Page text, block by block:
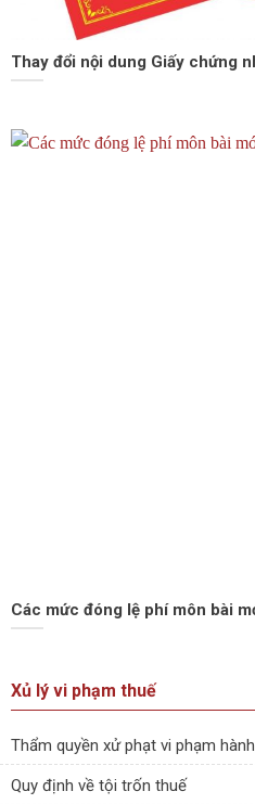
Thay đổi nội dung Giấy chứng
Các mức đóng lệ phí môn bài
Xủ lý vi phạm thuế
Thẩm quyền xử phạt vi phạm
Quy định về tội trốn thuế